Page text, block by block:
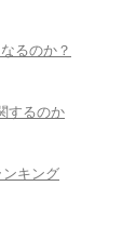
るのか？
するのか
キング